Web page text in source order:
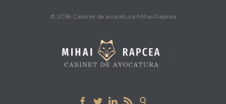
© 2018 Cabinet de avocatura Mihai Rapcea
    